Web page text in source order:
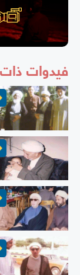
فيدوات